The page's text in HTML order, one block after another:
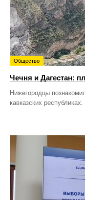
Общество
Чечня и Дагестан:
Нижегородцы
кавказских республиках.